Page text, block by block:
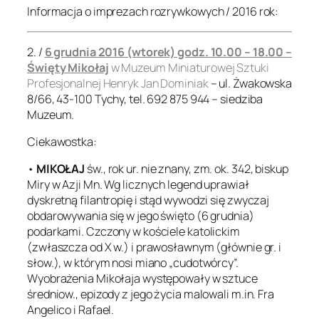
Informacja o imprezach rozrywkowych / 2016 rok:
2. / 6 grudnia 2016 (wtorek) godz. 10.00 – 18.00 –
Święty Mikołajw Muzeum Miniaturowej Sztuki
Profesjonalnej Henryk Jan Dominiak– ul. Żwakowska
8/66, 43-100 Tychy, tel. 692 875 944 – siedziba
Muzeum.
Ciekawostka:
• MIKOŁAJ św., rok ur. nie znany, zm. ok. 342, biskup
Miry w Azji Mn. Wg licznych legend uprawiał
dyskretną filantropię i stąd wywodzi się zwyczaj
obdarowywania się w jego święto (6 grudnia)
podarkami. Czczony w kościele katolickim
(zwłaszcza od X w.) i prawosławnym (głównie gr. i
słow.), w którym nosi miano „cudotwórcy”.
Wyobrażenia Mikołaja występowały w sztuce
średniow., epizody z jego życia malowali m.in. Fra
Angelico i Rafael.